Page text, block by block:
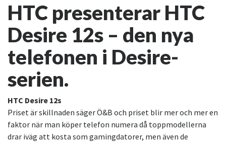
HTC presenterar HTC
Desire 12s – den nya
telefonen i Desire-
serien.
HTC Desire 12s
Priset är skillnaden säger Ö&B och priset blir mer och mer en
faktor när man köper telefon numera då toppmodellerna
drar iväg att kosta som gamingdatorer, men även de